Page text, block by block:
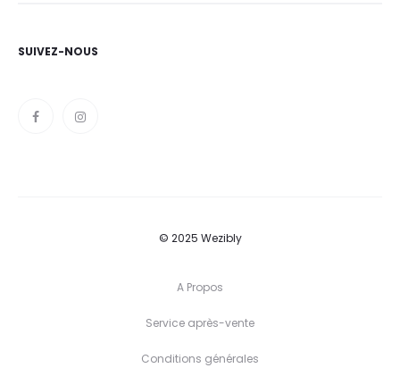
SUIVEZ-NOUS
© 2025 Wezibly
A Propos
Service après-vente
Conditions générales